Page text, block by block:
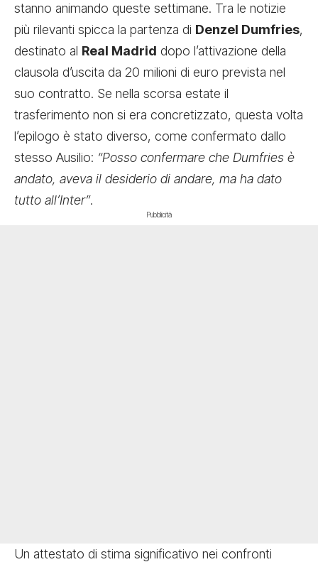
stanno animando queste settimane. Tra le notizie
più rilevanti spicca la partenza di Denzel Dumfries,
destinato al Real Madrid dopo l’attivazione della
clausola d’uscita da 20 milioni di euro prevista nel
suo contratto. Se nella scorsa estate il
trasferimento non si era concretizzato, questa volta
l’epilogo è stato diverso, come confermato dallo
stesso Ausilio: “Posso confermare che Dumfries è
andato, aveva il desiderio di andare, ma ha dato
tutto all’Inter”.
Pubblicità
Un attestato di stima significativo nei confronti